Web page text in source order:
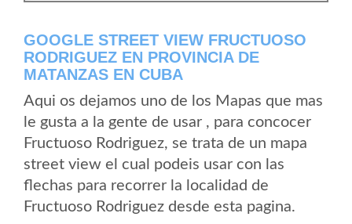
GOOGLE STREET VIEW FRUCTUOSO
RODRIGUEZ EN PROVINCIA DE
MATANZAS EN CUBA
Aqui os dejamos uno de los Mapas que mas
le gusta a la gente de usar , para concocer
Fructuoso Rodriguez, se trata de un mapa
street view el cual podeis usar con las
flechas para recorrer la localidad de
Fructuoso Rodriguez desde esta pagina.